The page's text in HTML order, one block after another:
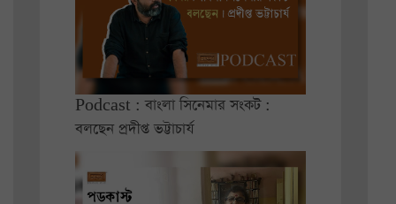
Podcast : বাংলা সিনেমার সংকট :
বলছেন প্রদীপ্ত ভট্টাচার্য